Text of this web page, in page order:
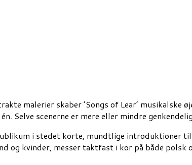
malerier skaber ’Songs of Lear’
Selve scenerne er mere eller mindre
i stedet korte, mundtlige introduktioner
og kvinder, messer taktfast i kor på både polsk